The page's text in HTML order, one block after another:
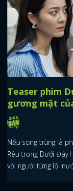
Teaser phim
gương mặt
Nếu song trùng là
Rêu trong Dưới Đáy
với người từng lội